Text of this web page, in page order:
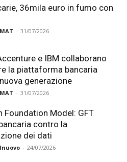
36mila euro in fumo con
- 31/07/2026
e IBM collaborano
la piattaforma bancaria
generazione
- 31/07/2026
Foundation Model: GFT
contro la
dei dati
- 24/07/2026